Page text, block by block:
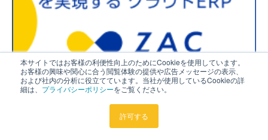
本サイトではお客様の利便性向上のためにCookieを使用しています。
お客様の興味や関心に合う閲覧体験の提供や広告メッセージの表示、
および社内の分析に役立てています。当社が使用しているCookieの詳
細は、 プライバシーポリシーをご覧ください。
許可する